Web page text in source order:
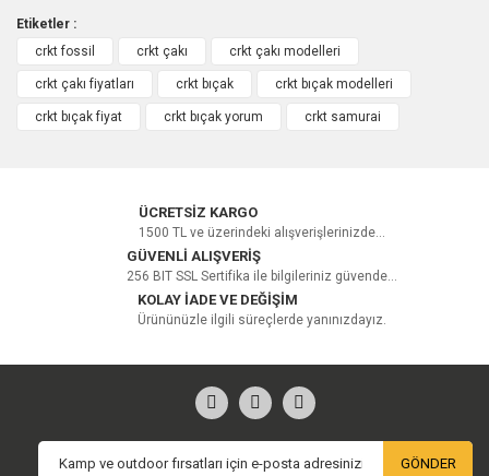
Bu ürüne ilk yorumu siz yapın!
Etiketler :
crkt fossil
crkt çakı crkt çakı modelleri
crkt çakı fiyatları crkt bıçak crkt bıçak modelleri
crkt bıçak fiyat crkt bıçak yorum crkt samurai
ÜCRETSİZ KARGO
1500 TL ve üzerindeki alışverişlerinizde...
GÜVENLİ ALIŞVERİŞ
256 BIT SSL Sertifika ile bilgileriniz güvende...
KOLAY İADE VE DEĞİŞİM
Ürününüzle ilgili süreçlerde yanınızdayız.
GÖNDER